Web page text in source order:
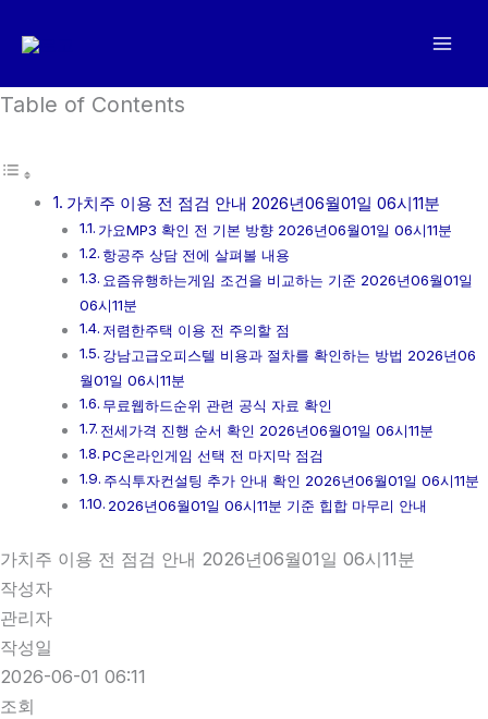
로
너
Table of Contents
가치주 이용 전 점검 안내 2026년06월01일 06시11분
가요MP3 확인 전 기본 방향 2026년06월01일 06시11분
항공주 상담 전에 살펴볼 내용
요즘유행하는게임 조건을 비교하는 기준 2026년06월01일
06시11분
저렴한주택 이용 전 주의할 점
강남고급오피스텔 비용과 절차를 확인하는 방법 2026년06
월01일 06시11분
무료웹하드순위 관련 공식 자료 확인
전세가격 진행 순서 확인 2026년06월01일 06시11분
PC온라인게임 선택 전 마지막 점검
주식투자컨설팅 추가 안내 확인 2026년06월01일 06시11분
2026년06월01일 06시11분 기준 힙합 마무리 안내
가치주 이용 전 점검 안내 2026년06월01일 06시11분
작성자
관리자
작성일
2026-06-01 06:11
조회